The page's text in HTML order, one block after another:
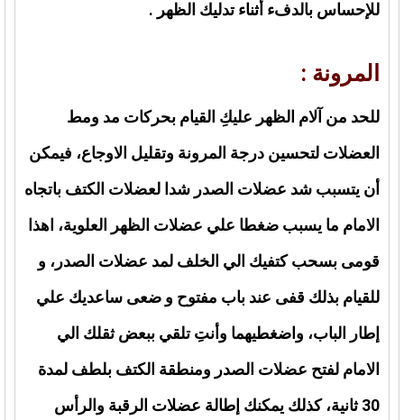
للإحساس بالدفء أثناء تدليك الظهر .
المرونة :
للحد من آلام الظهر عليكِ القيام بحركات مد ومط
العضلات لتحسين درجة المرونة وتقليل الاوجاع، فيمكن
أن يتسبب شد عضلات الصدر شدا لعضلات الكتف باتجاه
الامام ما يسبب ضغطا علي عضلات الظهر العلوية، اهذا
قومى بسحب كتفيك الي الخلف لمد عضلات الصدر، و
للقيام بذلك قفى عند باب مفتوح و ضعى ساعديك علي
إطار الباب، واضغطيهما وأنتِ تلقي ببعض ثقلك الي
الامام لفتح عضلات الصدر ومنطقة الكتف بلطف لمدة
30 ثانية، كذلك يمكنك إطالة عضلات الرقبة والرأس